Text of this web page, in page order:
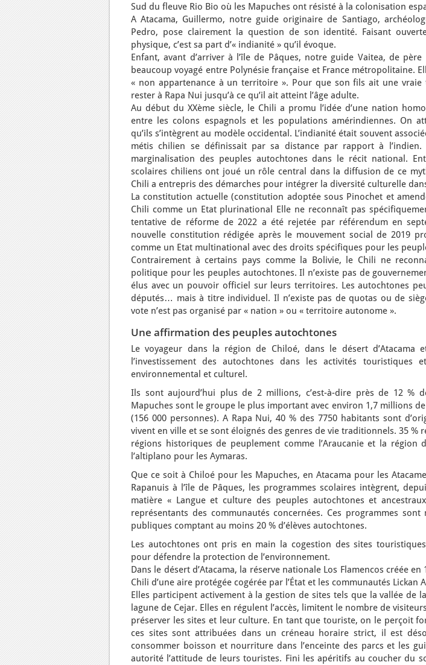
Sud du fleuve Rio Bio où les Mapuches ont résisté à la colonisation
A Atacama, Guillermo, notre guide originaire de Santiago,
Pedro, pose clairement la question de son identité. Faisant
physique, c’est sa part d’« indianité » qu’il évoque.
Enfant, avant d’arriver à l’île de Pâques, notre guide Vaitea, de
beaucoup voyagé entre Polynésie française et France métropolitaine.
« non appartenance à un territoire ». Pour que son fils ait une vraie
rester à Rapa Nui jusqu’à ce qu’il ait atteint l’âge adulte.
Au début du XXème siècle, le Chili a promu l’idée d’une nation
entre les colons espagnols et les populations amérindiennes. On
qu’ils s’intègrent au modèle occidental. L’indianité était souvent
métis chilien se définissait par sa distance par rapport à
marginalisation des peuples autochtones dans le récit national.
scolaires chiliens ont joué un rôle central dans la diffusion de ce
Chili a entrepris des démarches pour intégrer la diversité culturelle
La constitution actuelle (constitution adoptée sous Pinochet et
Chili comme un Etat plurinational Elle ne reconnaît pas
tentative de réforme de 2022 a été rejetée par référendum en
nouvelle constitution rédigée après le mouvement social de 2019
comme un Etat multinational avec des droits spécifiques pour les
Contrairement à certains pays comme la Bolivie, le Chili ne
politique pour les peuples autochtones. Il n’existe pas de
élus avec un pouvoir officiel sur leurs territoires. Les autochtones
députés… mais à titre individuel. Il n’existe pas de quotas ou de
vote n’est pas organisé par « nation » ou « territoire autonome ».
Une affirmation des peuples autochtones
Le voyageur dans la région de Chiloé, dans le désert d’Atacama
l’investissement des autochtones dans les activités
environnemental et culturel.
Ils sont aujourd’hui plus de 2 millions, c’est-à-dire près de 12 %
Mapuches sont le groupe le plus important avec environ 1,7 millions
(156 000 personnes). A Rapa Nui, 40 % des 7750 habitants sont
vivent en ville et se sont éloignés des genres de vie traditionnels. 35 %
régions historiques de peuplement comme l’Araucanie et la région
l’altiplano pour les Aymaras.
Que ce soit à Chiloé pour les Mapuches, en Atacama pour les
Rapanuis à l’île de Pâques, les programmes scolaires intègrent,
matière « Langue et culture des peuples autochtones et
représentants des communautés concernées. Ces programmes
publiques comptant au moins 20 % d’élèves autochtones.
Les autochtones ont pris en main la cogestion des sites
pour défendre la protection de l’environnement.
Dans le désert d’Atacama, la réserve nationale Los Flamencos créée
Chili d’une aire protégée cogérée par l’État et les communautés Lickan
Elles participent activement à la gestion de sites tels que la vallée de
lagune de Cejar. Elles en régulent l’accès, limitent le nombre de
préserver les sites et leur culture. En tant que touriste, on le perçoit
ces sites sont attribuées dans un créneau horaire strict, il est
consommer boisson et nourriture dans l’enceinte des parcs et les
autorité l’attitude de leurs touristes. Fini les apéritifs au coucher du